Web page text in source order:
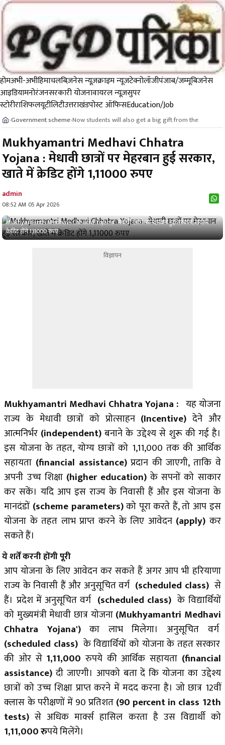
होमअभी-अभीहिमाचलबिज़नेस न्यूज़क्राइम न्यूजटेक्नोलॉजीपंजाब/जम्मूबिजनेस
आइडियामनोरंजनसरकारी योजनावायरल न्यूज़सुपर
स्टोरीराशिफलयूटीलिटीउत्तराखंडपोस्ट ऑफिसEducation/Job
›Government scheme›Now students will also get a big gift from the
Mukhyamantri Medhavi Chhatra
Yojana : मेधावी छात्रों पर मेहरबान हुई सरकार,
खाते में क्रेडिट होंगे 1,11000 रुपए
admin
08:52 AM 05 Apr 2026
Mukhyamantri Medhavi Chhatra Yojana : मेधावी छात्रों पर मेहरबान हुई सरकार, खाते में
क्रेडिट होंगे 1,11000 रुपए
विज्ञापन
Mukhyamantri Medhavi Chhatra Yojana : यह योजना
राज्य के मेधावी छात्रों को प्रोत्साहन(Incentive) देने और
आत्मनिर्भर (independent)बनाने के उद्देश्य से शुरू की गई है।
इस योजना के तहत, योग्य छात्रों को ₹1,11,000 तक की आर्थिक
सहायता (financial assistance)प्रदान की जाएगी, ताकि वे
अपनी उच्च शिक्षा(higher education) के सपनों को साकार
कर सकें। यदि आप इस राज्य के निवासी हैं और इस योजना के
मानदंडों (scheme parameters)को पूरा करते हैं, तो आप इस
योजना के तहत लाभ प्राप्त करने के लिए आवेदन (apply) कर
सकते हैं।
ये शर्तें करनी होंगी पूरी
आप योजना के लिए आवेदन कर सकते हैं अगर आप भी हरियाणा
राज्य के निवासी हैं और अनुसूचित वर्ग (scheduled class) से
हैं। प्रदेश में अनुसूचित वर्ग (scheduled class) के विद्यार्थियों
को मुख्यमंत्री मेधावी छात्र योजना(Mukhyamantri Medhavi
Chhatra Yojana')का लाभ मिलेगा। अनुसूचित वर्ग
(scheduled class) के विद्यार्थियों को योजना के तहत सरकार
की ओर से1,11,000रुपये की आर्थिक सहायता (financial
assistance) दी जाएगी। आपको बता दें कि योजना का उद्देश्य
छात्रों को उच्च शिक्षा प्राप्त करने में मदद करना है। जो छात्र 12वीं
क्लास के परीक्षणों में 90 प्रतिशत(90 percent in class 12th
tests)से अधिक मार्क्स हासिल करता है उस विद्यार्थी को
1,11,000 रुपये मिलेंगे।